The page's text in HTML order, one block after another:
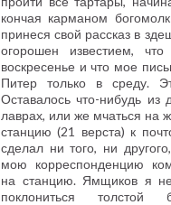
кончая карманом
принеся свой рассказ в
огорошен известием,
воскресенье и что мое
Питер только в среду.
Оставалось что-нибудь из
лаврах, или же мчаться на
станцию (21 верста) к
сделал ни того, ни
мою корреспонденцию
на станцию. Ямщиков я
поклониться толстой